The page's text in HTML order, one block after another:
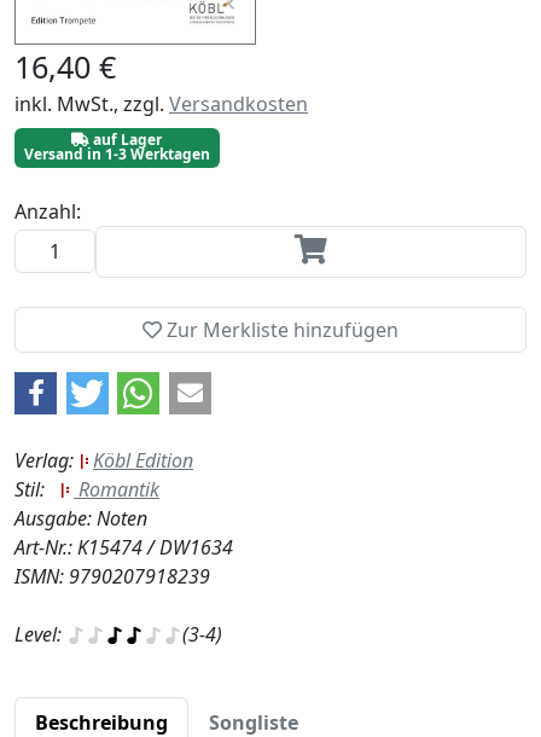
Verlag:
Köbl Edition
Stil:
Romantik
Ausgabe: Noten
Art-Nr.: K15474 / DW1634
ISMN: 9790207918239
Level: (3-4)
Beschreibung Songliste
16,40 €
inkl. MwSt., zzgl. Versandkosten
auf Lager
Versand in 1-3 Werktagen
Anzahl:
Zur Merkliste hinzufügen